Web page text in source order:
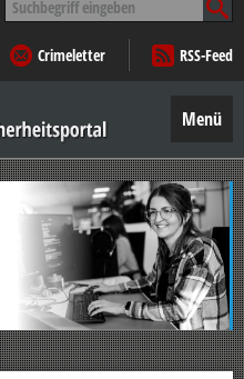
nach:
Crimeletter
RSS-Feed
Menü